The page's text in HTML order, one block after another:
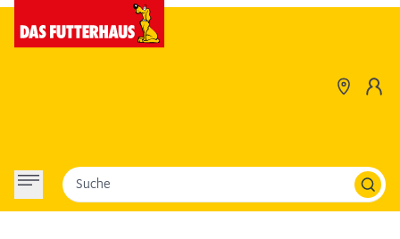
Suche